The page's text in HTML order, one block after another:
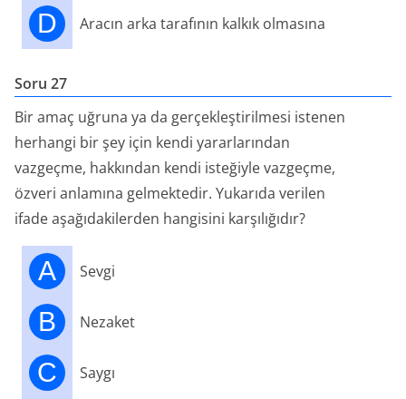
D Aracın arka tarafının kalkık olmasına
Soru 27
Bir amaç uğruna ya da gerçekleştirilmesi istenen
herhangi bir şey için kendi yararlarından
vazgeçme, hakkından kendi isteğiyle vazgeçme,
özveri anlamına gelmektedir. Yukarıda verilen
ifade aşağıdakilerden hangisini karşılığıdır?
A Sevgi
B Nezaket
C Saygı